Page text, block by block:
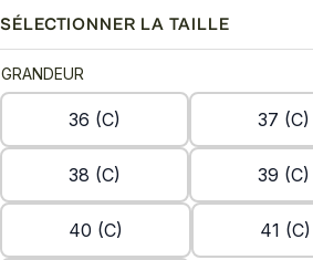
SÉLECTIONNER LA TAILLE
GRANDEUR
36 (C) 37 (C)
38 (C) 39 (C)
40 (C) 41 (C)